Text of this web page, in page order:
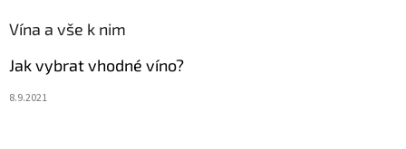
Vína a vše k nim
Jak vybrat vhodné víno?
8.9.2021